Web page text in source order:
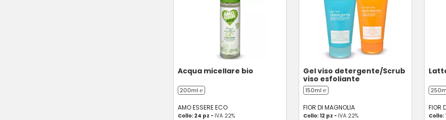
Acqua micellare bio
200ml ℮
AMO ESSERE ECO
Collo: 24 pz - IVA 22%
Gel viso detergente/Scrub
viso esfoliante
150ml ℮
FIOR DI MAGNOLIA
Collo: 12 pz - IVA 22%
FIOR
Collo: